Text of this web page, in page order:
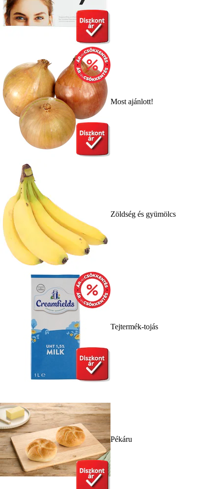
Most ajánlott!
Zöldség és gyümölcs
Tejtermék-tojás
Pékáru